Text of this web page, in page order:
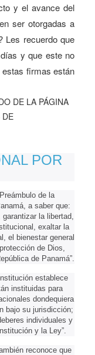
y el avance del
ser otorgadas a
Les recuerdo que
y que este no
firmas están
DE LA PÁGINA
DE
POR
de la
a saber que:
la libertad,
exaltar la
el bienestar general
de Dios,
de Panamá”.
establece
instituidas para
dondequiera
bajo su jurisdicción;
individuales y
y la Ley”.
reconoce que